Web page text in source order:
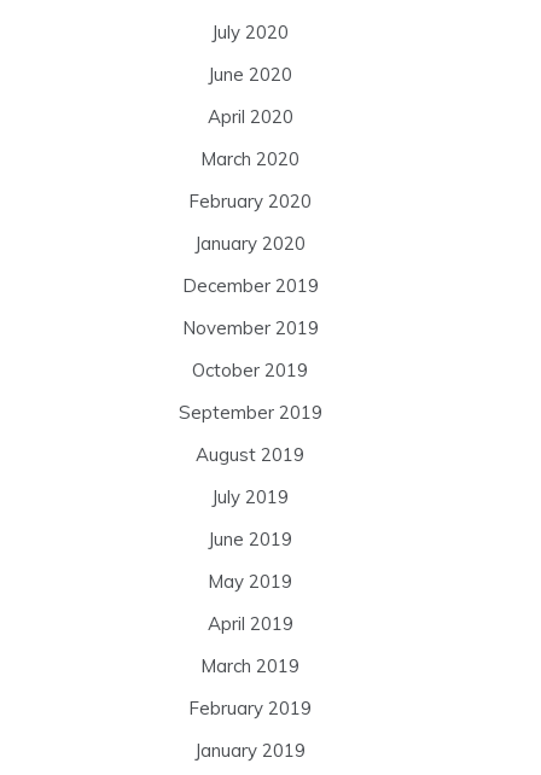
July 2020
June 2020
April 2020
March 2020
February 2020
January 2020
December 2019
November 2019
October 2019
September 2019
August 2019
July 2019
June 2019
May 2019
April 2019
March 2019
February 2019
January 2019